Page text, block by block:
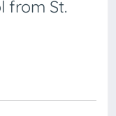
from St.